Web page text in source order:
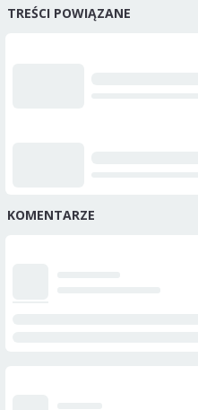
TREŚCI POWIĄZANE
KOMENTARZE